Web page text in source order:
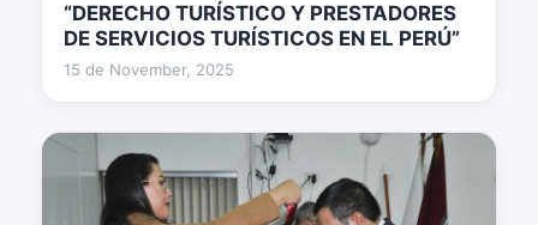
4 fotos
“DERECHO TURÍSTICO Y PRESTADORES
DE SERVICIOS TURÍSTICOS EN EL PERÚ”
15 de November, 2025